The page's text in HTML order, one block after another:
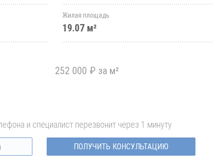
Жилая площадь
19.07 м²
252 000 ₽ за м²
и специалист перезвонит через 1 минуту
ПОЛУЧИТЬ КОНСУЛЬТАЦИЮ